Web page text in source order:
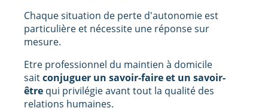
Chaque situation de perte d'autonomie est
particulière et nécessite une réponse sur
mesure.
Etre professionnel du maintien à domicile
saitconjuguer un savoir-faire et un savoir-
être qui privilégie avant tout la qualité des
relations humaines.